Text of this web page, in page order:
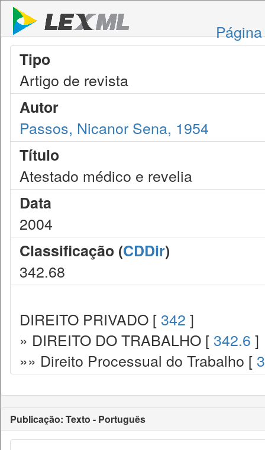
Tipo
Artigo de revista
Autor
Passos, Nicanor Sena, 1954
Título
Atestado médico e revelia
Data
2004
Classificação (CDDir)
342.68
DIREITO PRIVADO [ 342 ]
» DIREITO DO TRABALHO [ 342.6 ]
»» Direito Processual do Trabalho [
Publicação: Texto - Português